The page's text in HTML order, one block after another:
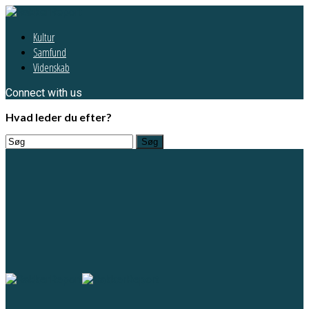
Kultur
Samfund
Videnskab
Connect with us
Hvad leder du efter?